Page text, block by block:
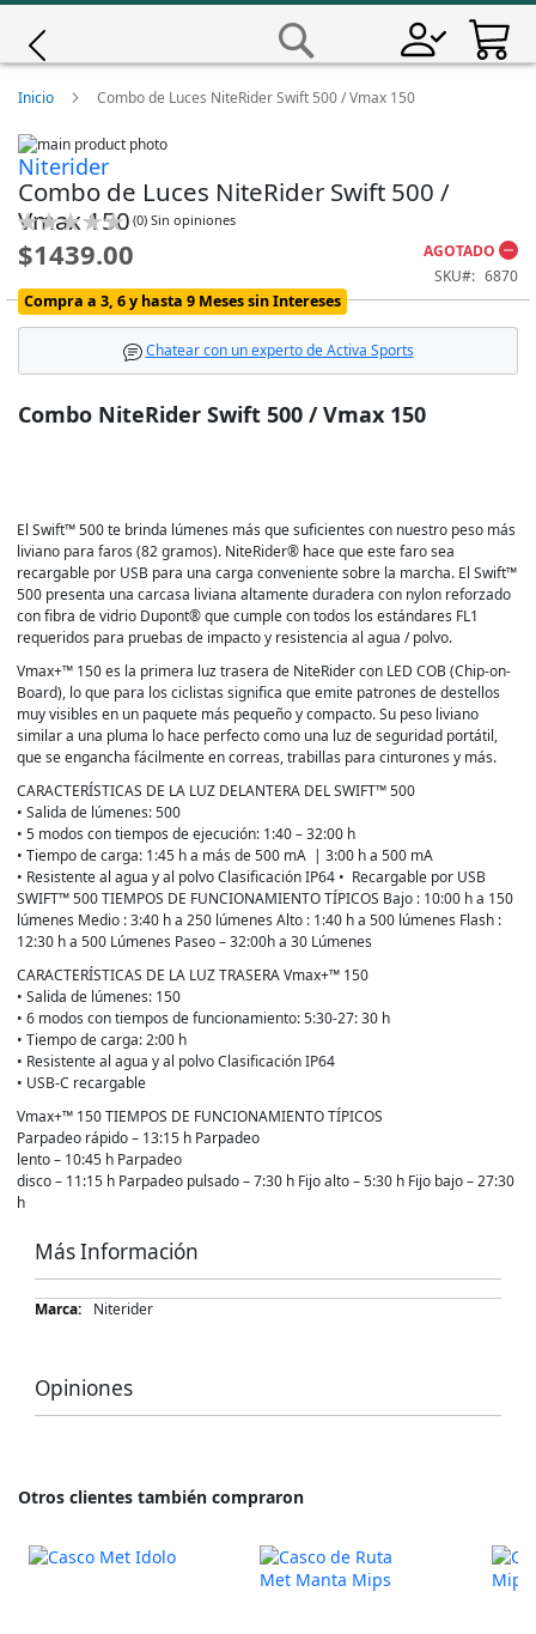
Saltar
Contenido
Inicio Combo de Luces NiteRider Swift 500 / Vmax 150
Skip
to
the
end
of
the
images
gallery
Skip
to
the
beginning
of
the
images
gallery
Niterider
Combo de Luces NiteRider Swift 500 /
Vmax 150
Calificación:
(0) Sin opiniones
$1439.00
AGOTADO
SKU
6870
Compra a 3, 6 y hasta 9 Meses sin Intereses
Chatear con un experto de Activa Sports
Combo NiteRider Swift 500 / Vmax 150
El Swift™ 500 te brinda lúmenes más que suficientes con nuestro peso más
liviano para faros (82 gramos). NiteRider® hace que este faro sea
recargable por USB para una carga conveniente sobre la marcha. El Swift™
500 presenta una carcasa liviana altamente duradera con nylon reforzado
con fibra de vidrio Dupont® que cumple con todos los estándares FL1
requeridos para pruebas de impacto y resistencia al agua / polvo.
Vmax+™ 150 es la primera luz trasera de NiteRider con LED COB (Chip-on-
Board), lo que para los ciclistas significa que emite patrones de destellos
muy visibles en un paquete más pequeño y compacto. Su peso liviano
similar a una pluma lo hace perfecto como una luz de seguridad portátil,
que se engancha fácilmente en correas, trabillas para cinturones y más.
CARACTERÍSTICAS DE LA LUZ DELANTERA DEL SWIFT™ 500
• Salida de lúmenes: 500
• 5 modos con tiempos de ejecución: 1:40 – 32:00 h
• Tiempo de carga: 1:45 h a más de 500 mA | 3:00 h a 500 mA
• Resistente al agua y al polvo Clasificación IP64 • Recargable por USB
SWIFT™ 500 TIEMPOS DE FUNCIONAMIENTO TÍPICOS Bajo : 10:00 h a 150
lúmenes Medio : 3:40 h a 250 lúmenes Alto : 1:40 h a 500 lúmenes Flash :
12:30 h a 500 Lúmenes Paseo – 32:00h a 30 Lúmenes
CARACTERÍSTICAS DE LA LUZ TRASERA Vmax+™ 150
• Salida de lúmenes: 150
• 6 modos con tiempos de funcionamiento: 5:30-27: 30 h
• Tiempo de carga: 2:00 h
• Resistente al agua y al polvo Clasificación IP64
• USB-C recargable
Vmax+™ 150 TIEMPOS DE FUNCIONAMIENTO TÍPICOS
Parpadeo rápido – 13:15 h Parpadeo
lento – 10:45 h Parpadeo
disco – 11:15 h Parpadeo pulsado – 7:30 h Fijo alto – 5:30 h Fijo bajo – 27:30
h
Más Información
Más
Niterider
Opiniones
Otros clientes también compraron
Giro
Iscali
Magene
MET
Wahoo